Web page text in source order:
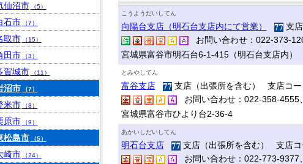
こうようだいしてん
向陽台支店（明石台支店内にて営業）
支店
お問い合わせ：022-373-
宮城県富谷市明石台6-1-415（明石台支店内）
とみやしてん
富谷支店
支店（出張所を含む） 支店コー
お問い合わせ：022-358-4555
宮城県富谷市ひより台2-36-4
あかいしだいしてん
明石台支店
支店（出張所を含む） 支店コ
お問い合わせ：022-773-9377
仙沼市 （5）
石市 （7）
取市 （15）
田市 （3）
賀城市 （11）
沼市 （7）
米市 （8）
原市 （9）
松島市 （5）
崎市 （24）